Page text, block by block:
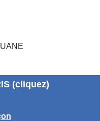
(cliquez)